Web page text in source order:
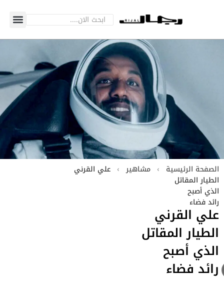
الصفحة الرئيسية › مشاهير › علي القرني
الطيار المقاتل
الذي أصبح
رائد فضاء
علي القرني
الطيار المقاتل
الذي أصبح
رائد فضاء